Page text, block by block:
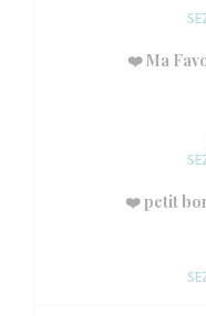
❤️ Ma
❤️ petit